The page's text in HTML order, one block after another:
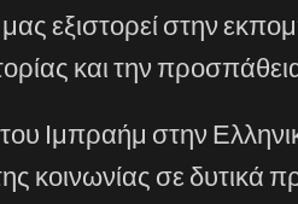
εξιστορεί στην
και την
Ιμπραήμ στην
κοινωνίας σε δυτικά